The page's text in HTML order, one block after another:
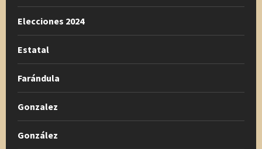
Elecciones 2024
Estatal
Farándula
Gonzalez
González